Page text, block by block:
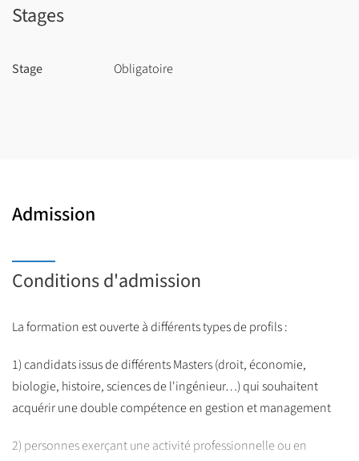
Stages
Stage Obligatoire
Admission
Conditions d'admission
La formation est ouverte à différents types de profils :
1) candidats issus de différents Masters (droit, économie,
biologie, histoire, sciences de l'ingénieur…) qui souhaitent
acquérir une double compétence en gestion et management
2) personnes exerçant une activité professionnelle ou en